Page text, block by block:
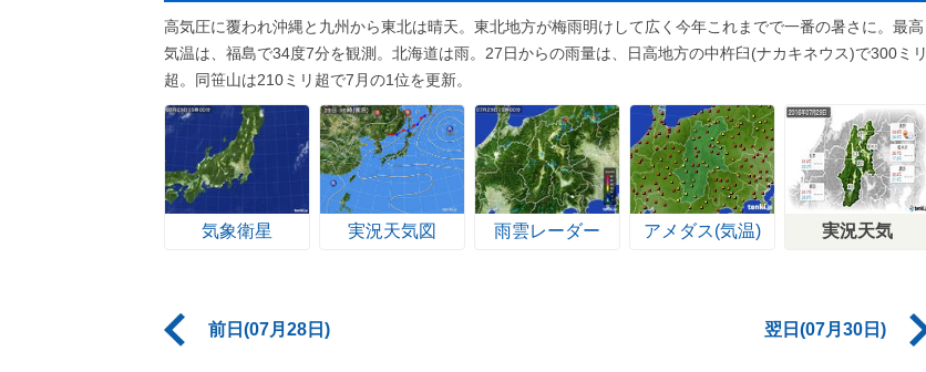
高気圧に覆われ沖縄と九州から東北は晴天。東北地方が梅雨明けして広く今年これまでで一番の暑さに。最高
気温は、福島で34度7分を観測。北海道は雨。27日からの雨量は、日高地方の中杵臼(ナカキネウス)で300ミリ
超。同笹山は210ミリ超で7月の1位を更新。
気象衛星 実況天気図 雨雲レーダー アメダス(気温) 実況天気
前日(07月28日) 翌日(07月30日)